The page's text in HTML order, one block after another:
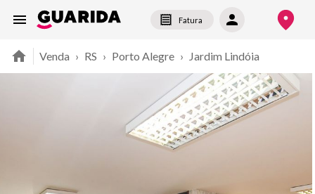
Fatura
Venda › RS › Porto Alegre › Jardim Lindóia